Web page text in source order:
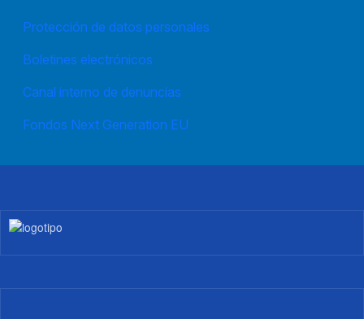
Protección de datos personales
Boletines electrónicos
Canal interno de denuncias
Fondos Next Generation EU
Imagen